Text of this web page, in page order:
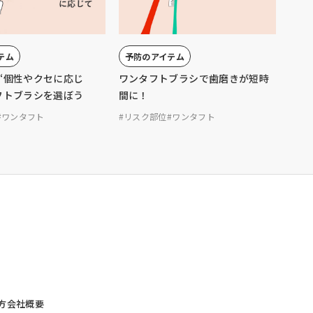
ム
性やクセに応じ
ブラシを選ぼう
ンタフト
予防のアイテム
ワンタフトブラシで歯磨きが短時
間に！
#リスク部位#ワンタフト
会社概要